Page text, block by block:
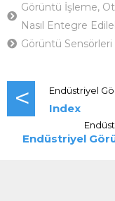
Görüntü İşleme,
Nasıl Entegre
Görüntü Sensörleri
< Endüstriyel
Index
Endüstriyel